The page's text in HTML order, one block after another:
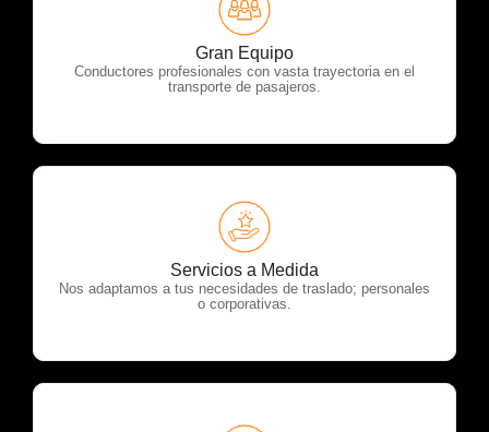
Gran Equipo
Conductores profesionales con vasta trayectoria en el
transporte de pasajeros.
OTP Servicios
Servicios a Medida
Nos adaptamos a tus necesidades de traslado; personales
o corporativas.
OTP Servicios